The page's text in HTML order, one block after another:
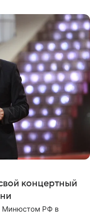
концертный
Минюстом РФ в